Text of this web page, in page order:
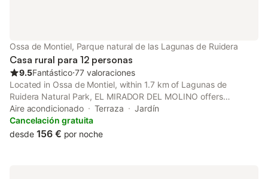
Ossa de Montiel, Parque natural de las Lagunas de Ruidera
Casa rural para 12 personas
9.5Fantástico⋅77 valoraciones
Located in Ossa de Montiel, within 1.7 km of Lagunas de
Ruidera Natural Park, EL MIRADOR DEL MOLINO offers
accommodation with air conditioning. This property offers
access to a patio and free private parking.
Aire acondicionado Terraza
Jardín
Cancelación gratuita
desde 156 € por noche